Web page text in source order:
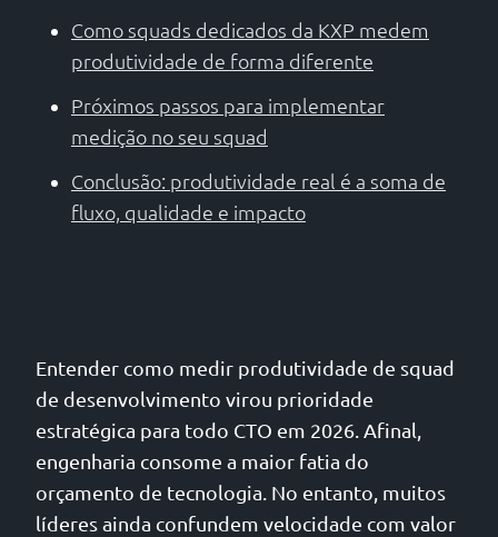
Como squads dedicados da KXP medem
produtividade de forma diferente
Próximos passos para implementar
medição no seu squad
Conclusão: produtividade real é a soma de
fluxo, qualidade e impacto
Entender como medir produtividade de squad
de desenvolvimento virou prioridade
estratégica para todo CTO em 2026. Afinal,
engenharia consome a maior fatia do
orçamento de tecnologia. No entanto, muitos
líderes ainda confundem velocidade com valor